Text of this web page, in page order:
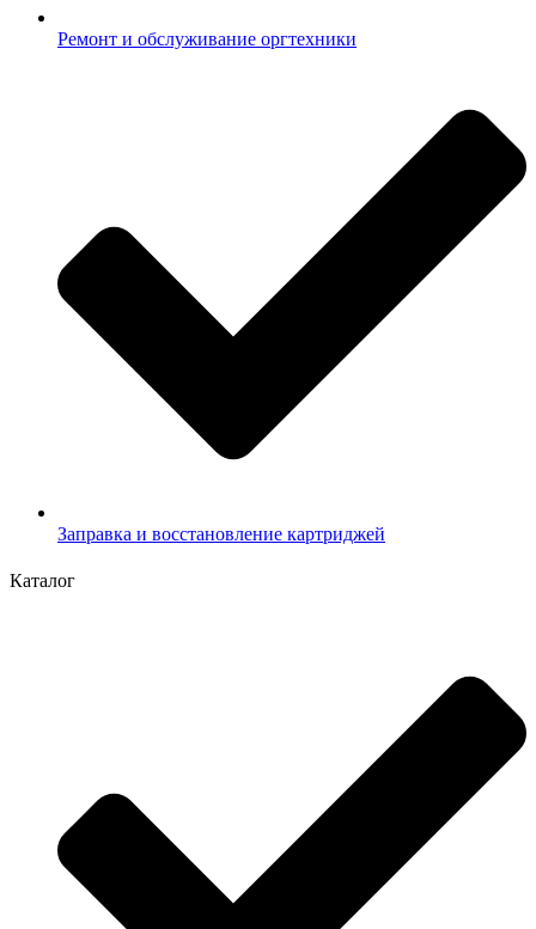
Ремонт и обслуживание оргтехники
Заправка и восстановление картриджей
Каталог